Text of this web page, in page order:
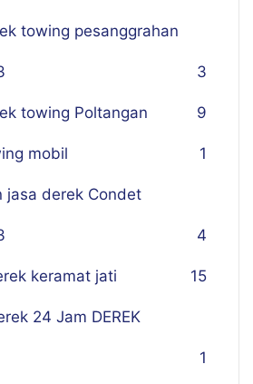
towing pesanggrahan
3
towing Poltangan 9
mobil 1
jasa derek Condet
4
keramat jati 15
24 Jam DEREK
1